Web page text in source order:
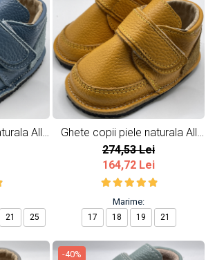
All
21 25
Ghete copii piele naturala All
Yellow
274,53 Lei
164,72 Lei
Marime:
17 18 19 21
-40%